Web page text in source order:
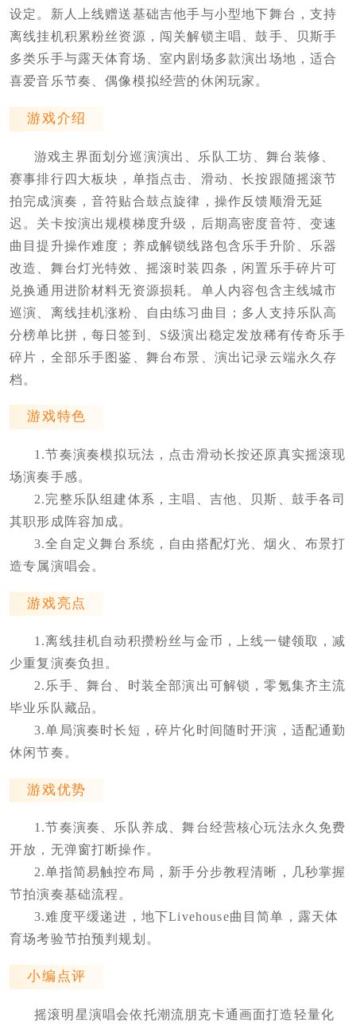
设定。新人上线赠送基础吉他手与小型地下舞台，支持
离线挂机积累粉丝资源，闯关解锁主唱、鼓手、贝斯手
多类乐手与露天体育场、室内剧场多款演出场地，适合
喜爱音乐节奏、偶像模拟经营的休闲玩家。
游戏介绍
游戏主界面划分巡演演出、乐队工坊、舞台装修、
赛事排行四大板块，单指点击、滑动、长按跟随摇滚节
拍完成演奏，音符贴合鼓点旋律，操作反馈顺滑无延
迟。关卡按演出规模梯度升级，后期高密度音符、变速
曲目提升操作难度；养成解锁线路包含乐手升阶、乐器
改造、舞台灯光特效、摇滚时装四条，闲置乐手碎片可
兑换通用进阶材料无资源损耗。单人内容包含主线城市
巡演、离线挂机涨粉、自由练习曲目；多人支持乐队高
分榜单比拼，每日签到、S级演出稳定发放稀有传奇乐手
碎片，全部乐手图鉴、舞台布景、演出记录云端永久存
档。
游戏特色
1.节奏演奏模拟玩法，点击滑动长按还原真实摇滚现
场演奏手感。
2.完整乐队组建体系，主唱、吉他、贝斯、鼓手各司
其职形成阵容加成。
3.全自定义舞台系统，自由搭配灯光、烟火、布景打
造专属演唱会。
游戏亮点
1.离线挂机自动积攒粉丝与金币，上线一键领取，减
少重复演奏负担。
2.乐手、舞台、时装全部演出可解锁，零氪集齐主流
毕业乐队藏品。
3.单局演奏时长短，碎片化时间随时开演，适配通勤
休闲节奏。
游戏优势
1.节奏演奏、乐队养成、舞台经营核心玩法永久免费
开放，无弹窗打断操作。
2.单指简易触控布局，新手分步教程清晰，几秒掌握
节拍演奏基础流程。
3.难度平缓递进，地下Livehouse曲目简单，露天体
育场考验节拍预判规划。
小编点评
摇滚明星演唱会依托潮流朋克卡通画面打造轻量化